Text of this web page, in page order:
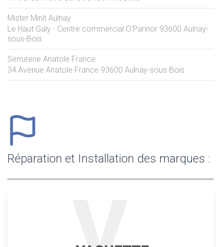
Mister Minit Aulnay
Le Haut Galy - Centre commercial O'Parinor 93600 Aulnay-
sous-Bois
Serrurerie Anatole France
34 Avenue Anatole France 93600 Aulnay-sous-Bois
Réparation et Installation des marques :